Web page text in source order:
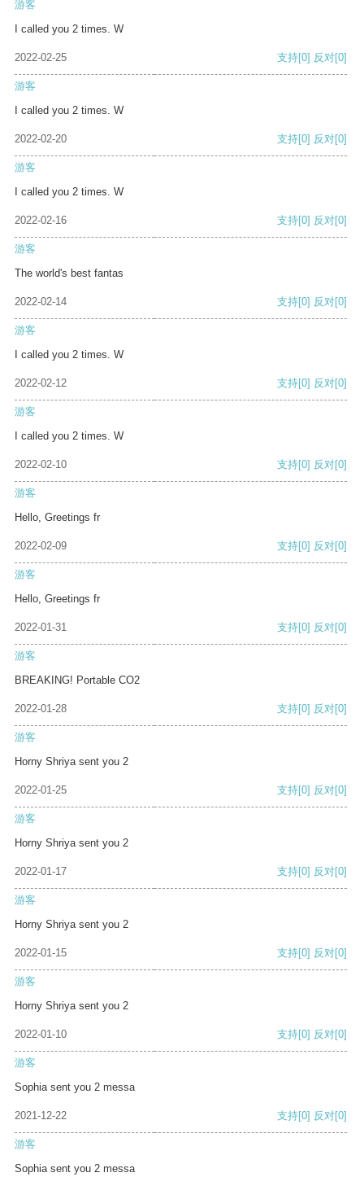
游客
I called you 2 times. W
2022-02-25 支持[0] 反对[0]
游客
I called you 2 times. W
2022-02-20 支持[0] 反对[0]
游客
I called you 2 times. W
2022-02-16 支持[0] 反对[0]
游客
The world's best fantas
2022-02-14 支持[0] 反对[0]
游客
I called you 2 times. W
2022-02-12 支持[0] 反对[0]
游客
I called you 2 times. W
2022-02-10 支持[0] 反对[0]
游客
Hello, Greetings fr
2022-02-09 支持[0] 反对[0]
游客
Hello, Greetings fr
2022-01-31 支持[0] 反对[0]
游客
BREAKING! Portable CO2
2022-01-28 支持[0] 反对[0]
游客
Horny Shriya sent you 2
2022-01-25 支持[0] 反对[0]
游客
Horny Shriya sent you 2
2022-01-17 支持[0] 反对[0]
游客
Horny Shriya sent you 2
2022-01-15 支持[0] 反对[0]
游客
Horny Shriya sent you 2
2022-01-10 支持[0] 反对[0]
游客
Sophia sent you 2 messa
2021-12-22 支持[0] 反对[0]
游客
Sophia sent you 2 messa